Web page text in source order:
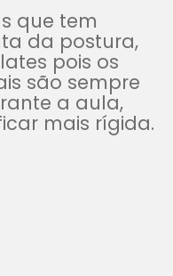
que tem
da postura,
pois os
são sempre
a aula,
mais rígida.